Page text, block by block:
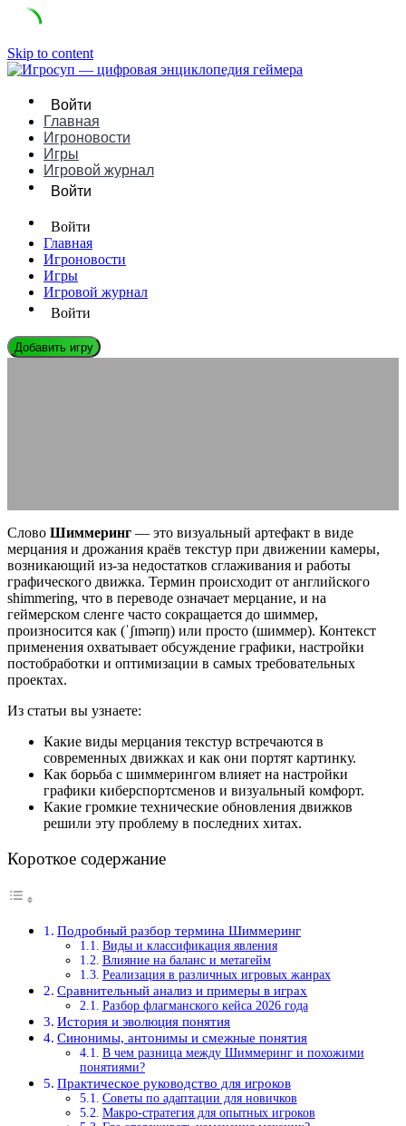
Skip to content
Войти
Главная
Игроновости
Игры
Игровой журнал
Войти
Войти
Главная
Игроновости
Игры
Игровой журнал
Войти
Добавить игру
Слово Шиммеринг — это визуальный артефакт в виде
мерцания и дрожания краёв текстур при движении камеры,
возникающий из-за недостатков сглаживания и работы
графического движка. Термин происходит от английского
shimmering, что в переводе означает мерцание, и на
геймерском сленге часто сокращается до шиммер,
произносится как (ˈʃɪmərɪŋ) или просто (шиммер). Контекст
применения охватывает обсуждение графики, настройки
постобработки и оптимизации в самых требовательных
проектах.
Из статьи вы узнаете:
Какие виды мерцания текстур встречаются в
современных движках и как они портят картинку.
Как борьба с шиммерингом влияет на настройки
графики киберспортсменов и визуальный комфорт.
Какие громкие технические обновления движков
решили эту проблему в последних хитах.
Короткое содержание
Подробный разбор термина Шиммеринг
Виды и классификация явления
Влияние на баланс и метагейм
Реализация в различных игровых жанрах
Сравнительный анализ и примеры в играх
Разбор флагманского кейса 2026 года
История и эволюция понятия
Синонимы, антонимы и смежные понятия
В чем разница между Шиммеринг и похожими
понятиями?
Практическое руководство для игроков
Советы по адаптации для новичков
Макро-стратегия для опытных игроков